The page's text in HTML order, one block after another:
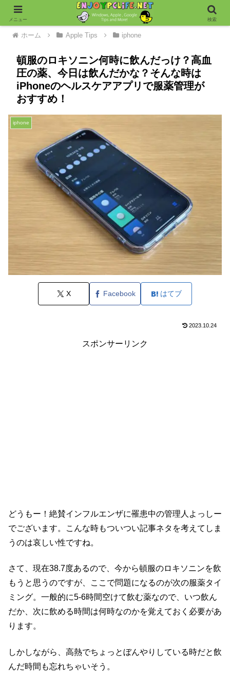
ホーム Apple Tips iphone
頓服のロキソニン何時に飲んだっけ？高血
圧の薬、今日は飲んだかな？そんな時は
iPhoneのヘルスケアアプリで服薬管理が
おすすめ！
iphone
X Facebook はてブ
2023.10.24
スポンサーリンク
どうもー！絶賛インフルエンザに罹患中の管理人よっしー
でございます。こんな時もついつい記事ネタを考えてしま
うのは哀しい性ですね。
さて、現在38.7度あるので、今から頓服のロキソニンを飲
もうと思うのですが、ここで問題になるのが次の服薬タイ
ミング。一般的に5-6時間空けて飲む薬なので、いつ飲ん
だか、次に飲める時間は何時なのかを覚えておく必要があ
ります。
しかしながら、高熱でちょっとぼんやりしている時だと飲
んだ時間も忘れちゃいそう。
メニュー 検索